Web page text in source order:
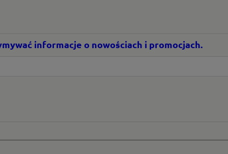
informacje o nowościach i promocjach.